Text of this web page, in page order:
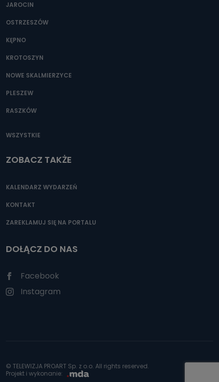
JAROCIN
OSTRZESZÓW
KĘPNO
KROTOSZYN
NOWE SKALMIERZYCE
PLESZEW
RASZKÓW
WSZYSTKIE
ZOBACZ TAKŻE
KALENDARZ WYDARZEŃ
KONTAKT
ZAREKLAMUJ SIĘ NA PORTALU
DOŁĄCZ DO NAS
Facebook
Instagram
© TELEWIZJA PROART Sp. z o.o. All rights reserved.
Projekt i wykonanie: